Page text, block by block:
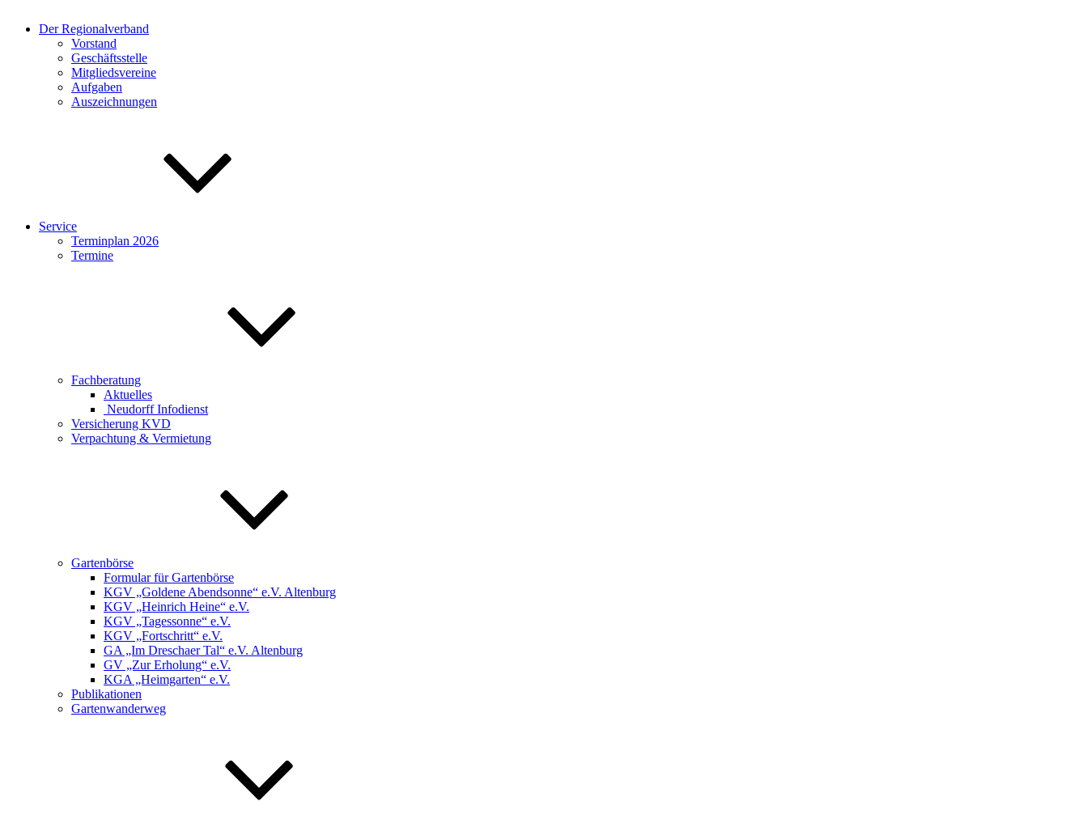
Der Regionalverband
Vorstand
Geschäftsstelle
Mitgliedsvereine
Aufgaben
Auszeichnungen
Service
Terminplan 2026
Termine
Fachberatung
Aktuelles
Neudorff Infodienst
Versicherung KVD
Verpachtung & Vermietung
Gartenbörse
Formular für Gartenbörse
KGV „Goldene Abendsonne“ e.V. Altenburg
KGV „Heinrich Heine“ e.V.
KGV „Tagessonne“ e.V.
KGV „Fortschritt“ e.V.
GA „Im Dreschaer Tal“ e.V. Altenburg
GV „Zur Erholung“ e.V.
KGA „Heimgarten“ e.V.
Publikationen
Gartenwanderweg